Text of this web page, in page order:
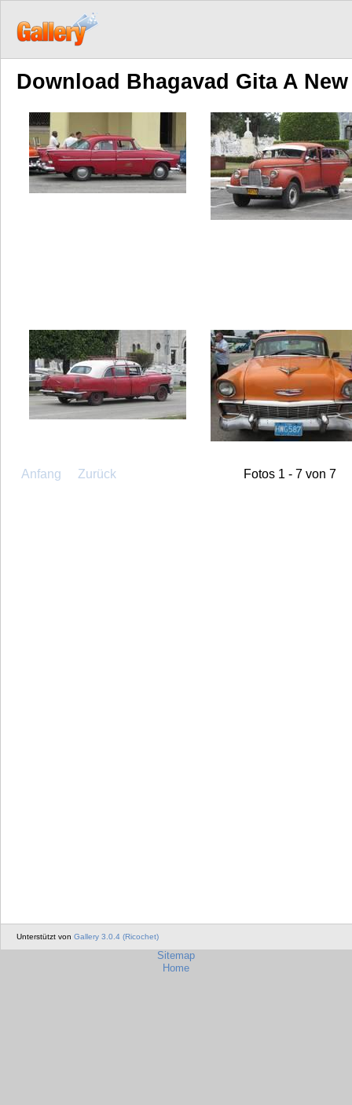
Download Bhagavad Gita A
Anfang Zurück Fotos 1 - 7 von 7
Unterstützt von Gallery 3.0.4 (Ricochet)
Sitemap
Home